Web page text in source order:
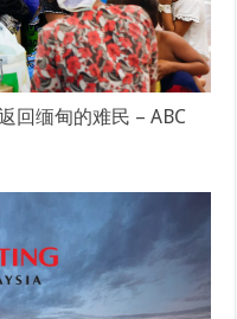
回缅甸的难民 – ABC